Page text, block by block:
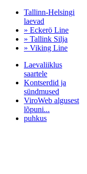
Tallinn-Helsingi
laevad
» Eckerö Line
» Tallink Silja
» Viking Line
Laevaliiklus
saartele
Kontserdid ja
sündmused
ViroWeb algusest
lõpuni...
puhkus